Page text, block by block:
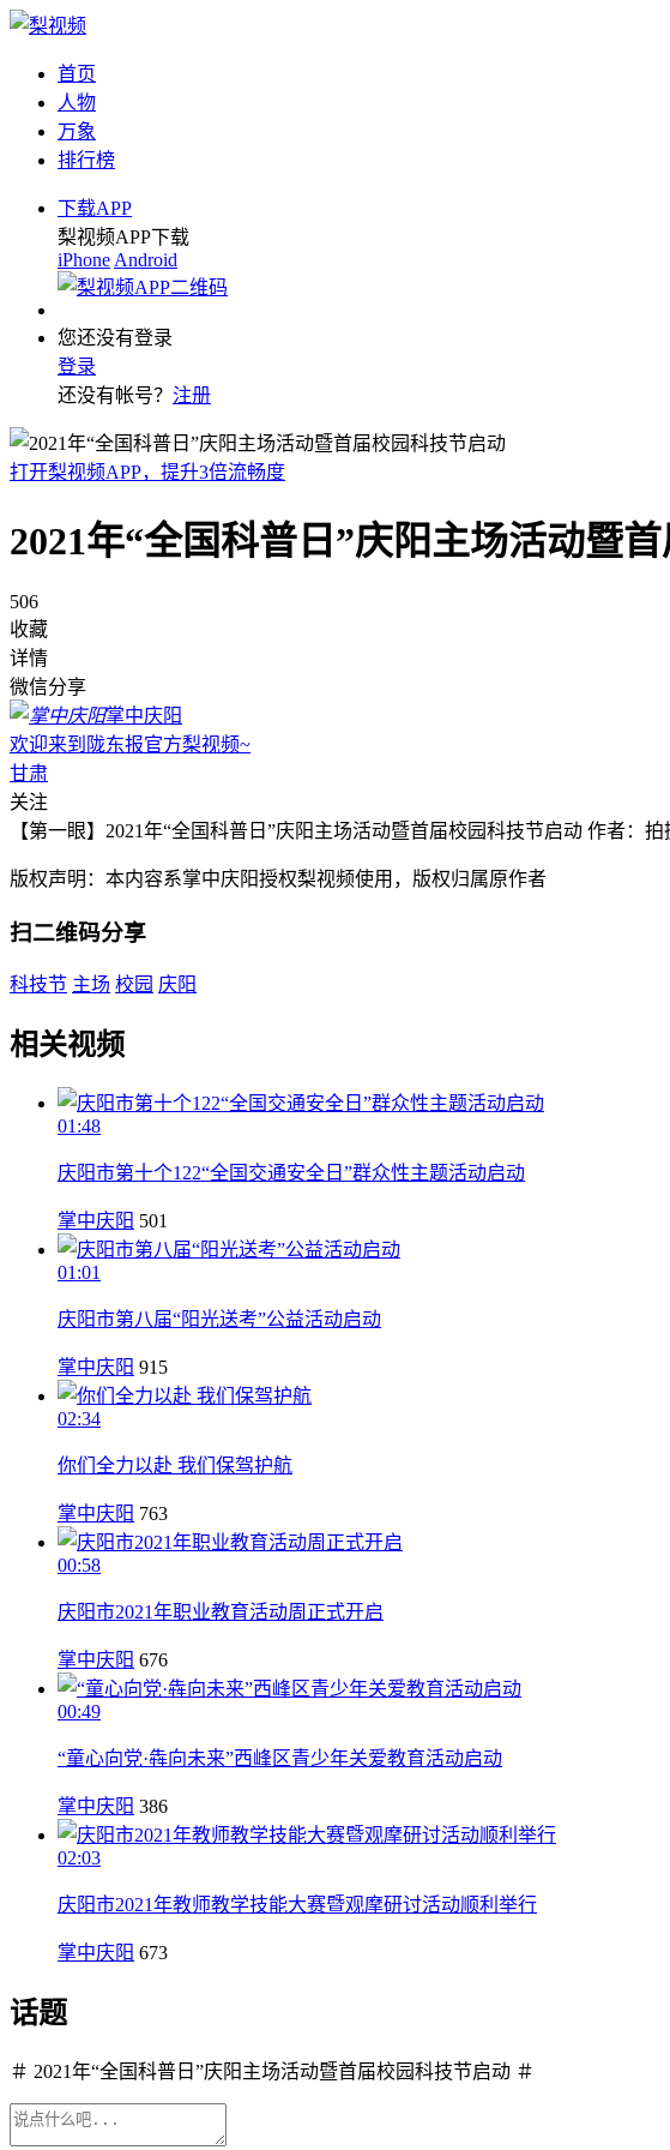
首页
人物
万象
排行榜
下载APP
梨视频APP下载
iPhone Android
您还没有登录
登录
还没有帐号？ 注册
打开梨视频APP，提升3倍流畅度
2021年“全国科普日”庆阳主场活动暨
506
收藏
详情
微信分享
掌中庆阳
欢迎来到陇东报官方梨视频~
甘肃
关注
【第一眼】2021年“全国科普日”庆阳主场活动暨首届校园科技节启动 作者：
版权声明：本内容系掌中庆阳授权梨视频使用，版权归属原作者
扫二维码分享
科技节 主场 校园 庆阳
相关视频
01:48
庆阳市第十个122“全国交通安全日”群众性主题活动启动
掌中庆阳 501
01:01
庆阳市第八届“阳光送考”公益活动启动
掌中庆阳 915
02:34
你们全力以赴 我们保驾护航
掌中庆阳 763
00:58
庆阳市2021年职业教育活动周正式开启
掌中庆阳 676
00:49
“童心向党·犇向未来”西峰区青少年关爱教育活动启动
掌中庆阳 386
02:03
庆阳市2021年教师教学技能大赛暨观摩研讨活动顺利举行
掌中庆阳 673
话题
＃ 2021年“全国科普日”庆阳主场活动暨首届校园科技节启动 ＃